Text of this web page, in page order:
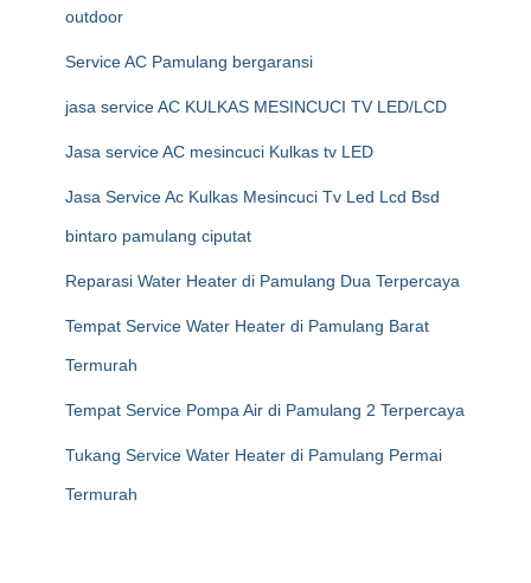
outdoor
Service AC Pamulang bergaransi
jasa service AC KULKAS MESINCUCI TV LED/LCD
Jasa service AC mesincuci Kulkas tv LED
Jasa Service Ac Kulkas Mesincuci Tv Led Lcd Bsd
bintaro pamulang ciputat
Reparasi Water Heater di Pamulang Dua Terpercaya
Tempat Service Water Heater di Pamulang Barat
Termurah
Tempat Service Pompa Air di Pamulang 2 Terpercaya
Tukang Service Water Heater di Pamulang Permai
Termurah